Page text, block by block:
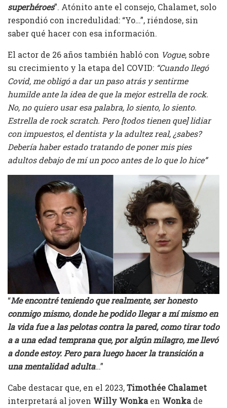
superhéroes”. Atónito ante el consejo, Chalamet, solo
respondió con incredulidad: “Yo…”, riéndose, sin
saber qué hacer con esa información.
El actor de 26 años también habló con Vogue, sobre
su crecimiento y la etapa del COVID: “Cuando llegó
Covid, me obligó a dar un paso atrás y sentirme
humilde ante la idea de que la mejor estrella de rock.
No, no quiero usar esa palabra, lo siento, lo siento.
Estrella de rock scratch. Pero [todos tienen que] lidiar
con impuestos, el dentista y la adultez real, ¿sabes?
Debería haber estado tratando de poner mis pies
adultos debajo de mí un poco antes de lo que lo hice”
“Me encontré teniendo que realmente, ser honesto
conmigo mismo, donde he podido llegar a mí mismo en
la vida fue a las pelotas contra la pared, como tirar todo
a a una edad temprana que, por algún milagro, me llevó
a donde estoy. Pero para luego hacer la transición a
una mentalidad adulta…”
Cabe destacar que, en el 2023,Timothée Chalamet
interpretará al joven Willy Wonkaen Wonkade